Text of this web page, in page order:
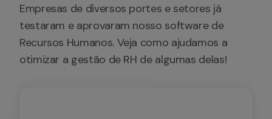
Empresas de diversos portes e setores já
testaram e aprovaram nosso software de
Recursos Humanos. Veja como ajudamos a
otimizar a gestão de RH de algumas delas!